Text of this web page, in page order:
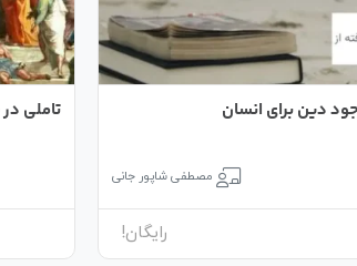
دین برای انسان
مصطفی شاپور جانی
رایگان!
تاملی